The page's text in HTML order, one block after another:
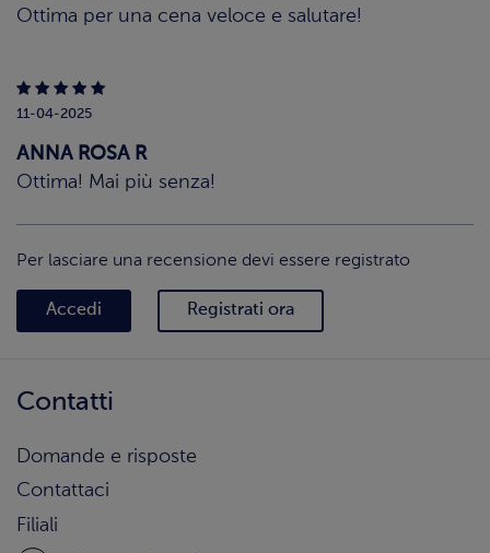
Ottima per una cena veloce e salutare!
11-04-2025
ANNA ROSA R
Ottima! Mai più senza!
Per lasciare una recensione devi essere registrato
Accedi Registrati ora
Contatti
Domande e risposte
Contattaci
Filiali